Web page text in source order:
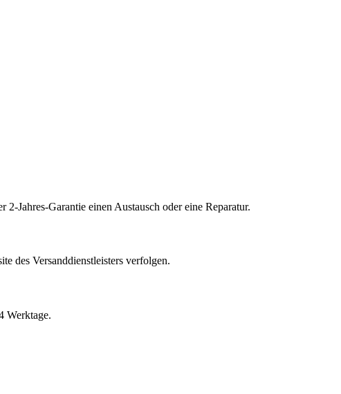
Jahres-Garantie einen Austausch oder eine Reparatur.
des Versanddienstleisters verfolgen.
Werktage.